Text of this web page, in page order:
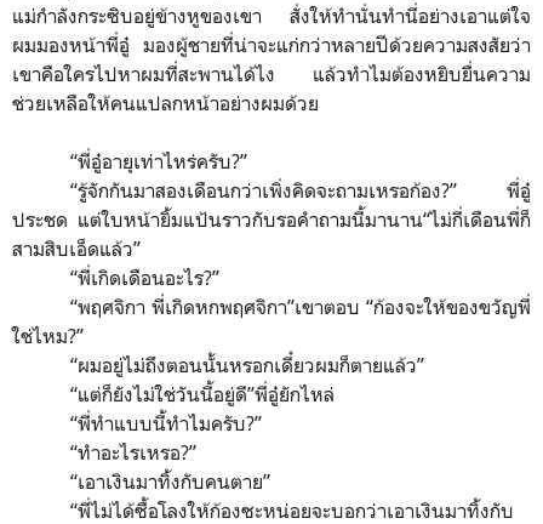
แม่กำลังกระซิบอยู่ข้างหูของเขา สั่งให้ทำนั่นทำนี่อย่างเอาแต่ใจ
ผมมองหน้าพี่อู๋ มองผู้ชายที่น่าจะแก่กว่าหลายปีด้วยความสงสัยว่า
เขาคือใครไปหาผมที่สะพานได้ไง แล้วทำไมต้องหยิบยื่นความ
ช่วยเหลือให้คนแปลกหน้าอย่างผมด้วย
“พี่อู๋อายุเท่าไหร่ครับ?”
“รู้จักกันมาสองเดือนกว่าเพิ่งคิดจะถามเหรอก้อง?” พี่อู๋
ประชด แต่ใบหน้ายิ้มแป้นราวกับรอคำถามนี้มานาน“ไม่กี่เดือนพี่ก็
สามสิบเอ็ดแล้ว”
“พี่เกิดเดือนอะไร?”
“พฤศจิกา พี่เกิดหกพฤศจิกา”เขาตอบ “ก้องจะให้ของขวัญพี่
ใช่ไหม?”
“ผมอยู่ไม่ถึงตอนนั้นหรอกเดี๋ยวผมก็ตายแล้ว”
“แต่ก็ยังไม่ใช่วันนี้อยู่ดี”พี่อู๋ยักไหล่
“พี่ทำแบบนี้ทำไมครับ?”
“ทำอะไรเหรอ?”
“เอาเงินมาทิ้งกับคนตาย”
“พี่ไม่ได้ซื้อโลงให้ก้องซะหน่อยจะบอกว่าเอาเงินมาทิ้งกับ